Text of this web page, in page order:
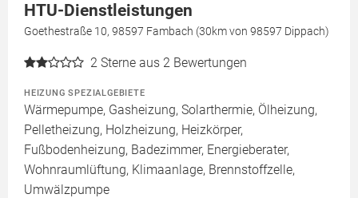
HTU-Dienstleistungen
Goethestraße 10, 98597 Fambach (30km von 98597 Dippach)
2 Sterne aus 2 Bewertungen
HEIZUNG SPEZIALGEBIETE
Wärmepumpe, Gasheizung, Solarthermie, Ölheizung,
Pelletheizung, Holzheizung, Heizkörper,
Fußbodenheizung, Badezimmer, Energieberater,
Wohnraumlüftung, Klimaanlage, Brennstoffzelle,
Umwälzpumpe